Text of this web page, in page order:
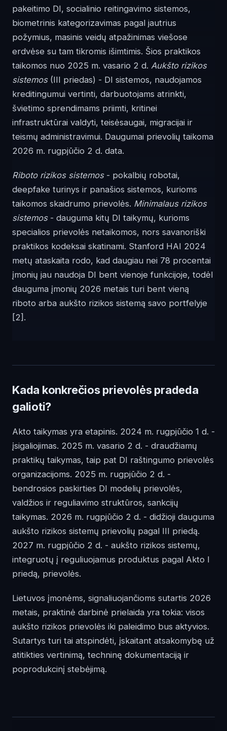
pakeitimo DI, socialinio reitingavimo sistemos,
biometrinis kategorizavimas pagal jautrius
požymius, masinis veidų atpažinimas viešose
erdvėse su tam tikromis išimtimis. Šios praktikos
taikomos nuo 2025 m. vasario 2 d. Aukšto rizikos
sistemos(III priedas) - DI sistemos, naudojamos
kreditingumui vertinti, darbuotojams atrinkti,
švietimo sprendimams priimti, kritinei
infrastruktūrai valdyti, teisėsaugai, migracijai ir
teismų administravimui. Daugumai prievolių taikoma
2026 m. rugpjūčio 2 d. data.
Riboto rizikos sistemos- pokalbių robotai,
deepfake turinys ir panašios sistemos, kurioms
taikomos skaidrumo prievolės. Minimalaus rizikos
sistemos- dauguma kitų DI taikymų, kurioms
specialios prievolės netaikomos, nors savanoriški
praktikos kodeksai skatinami. Stanford HAI 2024
metų ataskaita rodo, kad daugiau nei 78 procentai
įmonių jau naudoja DI bent vienoje funkcijoje, todėl
dauguma įmonių 2026 metais turi bent vieną
riboto arba aukšto rizikos sistemą savo portfelyje
[2] .
Kada konkrečios prievolės pradeda
galioti?
Akto taikymas yra etapinis. 2024 m. rugpjūčio 1 d. -
įsigaliojimas. 2025 m. vasario 2 d. - draudžiamų
praktikų taikymas, taip pat DI raštingumo prievolės
organizacijoms. 2025 m. rugpjūčio 2 d. -
bendrosios paskirties DI modelių prievolės,
valdžios ir reguliavimo struktūros, sankcijų
taikymas. 2026 m. rugpjūčio 2 d. - didžioji dauguma
aukšto rizikos sistemų prievolių pagal III priedą.
2027 m. rugpjūčio 2 d. - aukšto rizikos sistemų,
integruotų į reguliuojamus produktus pagal Akto I
priedą, prievolės.
Lietuvos įmonėms, signaliuojančioms sutartis 2026
metais, praktinė darbinė prielaida yra tokia: visos
aukšto rizikos prievolės iki paleidimo bus aktyvios.
Sutartys turi tai atspindėti, įskaitant atsakomybę už
atitikties vertinimą, techninę dokumentaciją ir
poprodukcinį stebėjimą.